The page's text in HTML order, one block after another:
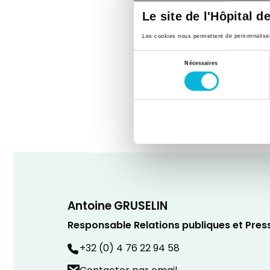
Le site de l'Hôpital
Les cookies nous permettent de
Nécessaires
interventions urgentes,
géographie, la
Pour le Dr Degesves, c’est
dépend entièrement de
secouristes ambulanciers
leurs collègues quand ils
Antoine GRUSELIN
Responsable Relations publiques et
+32 (0) 4 76 22 94 58